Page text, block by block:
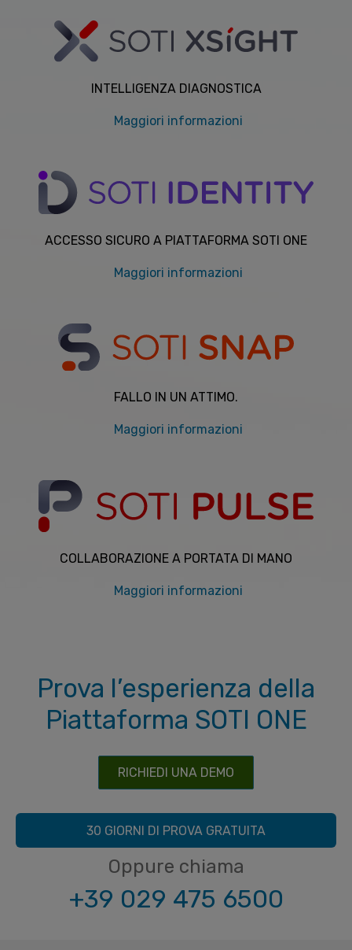
INTELLIGENZA DIAGNOSTICA
Maggiori informazioni
ACCESSO SICURO A PIATTAFORMA SOTI ONE
Maggiori informazioni
FALLO IN UN ATTIMO.
Maggiori informazioni
COLLABORAZIONE A PORTATA DI MANO
Maggiori informazioni
Prova l’esperienza della
Piattaforma SOTI ONE
RICHIEDI UNA DEMO
30 GIORNI DI PROVA GRATUITA
Oppure chiama
+39 029 475 6500